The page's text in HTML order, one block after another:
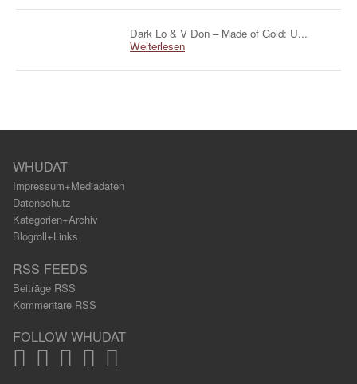
Dark Lo & V Don – Made of Gold: U...
Weiterlesen
WHUDAT
Impressum+Mediadaten
Datenschutz
Kategorien+Archiv
Blogroll+Links
RSS FEEDS
Beiträge RSS
Kommentare RSS
FOLLOW WHUDAT